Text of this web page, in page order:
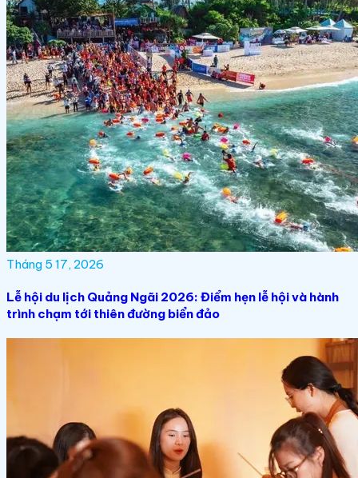
Tháng 5 17, 2026
Lễ hội du lịch Quảng Ngãi 2026: Điểm hẹn lễ hội và hành
trình chạm tới thiên đường biển đảo